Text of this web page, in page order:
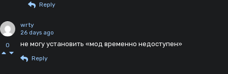
Reply
0
wrty
26 days ago
не могу установить «мод временно недоступен»
Reply